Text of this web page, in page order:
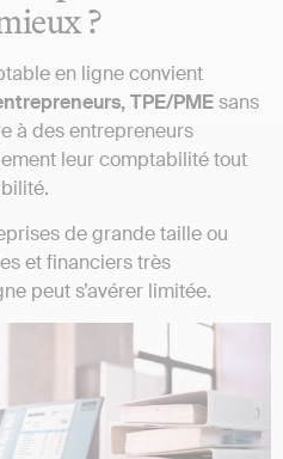
?
en ligne convient
TPE/PMEsans
à des entrepreneurs
leur comptabilité tout
de grande taille ou
et financiers très
peut s’avérer limitée.